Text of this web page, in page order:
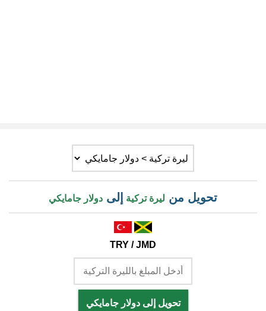
تحويل من ليرة تركية إلى دولار جامايكي
TRY / JMD
تحويل إلى دولار جامايكي